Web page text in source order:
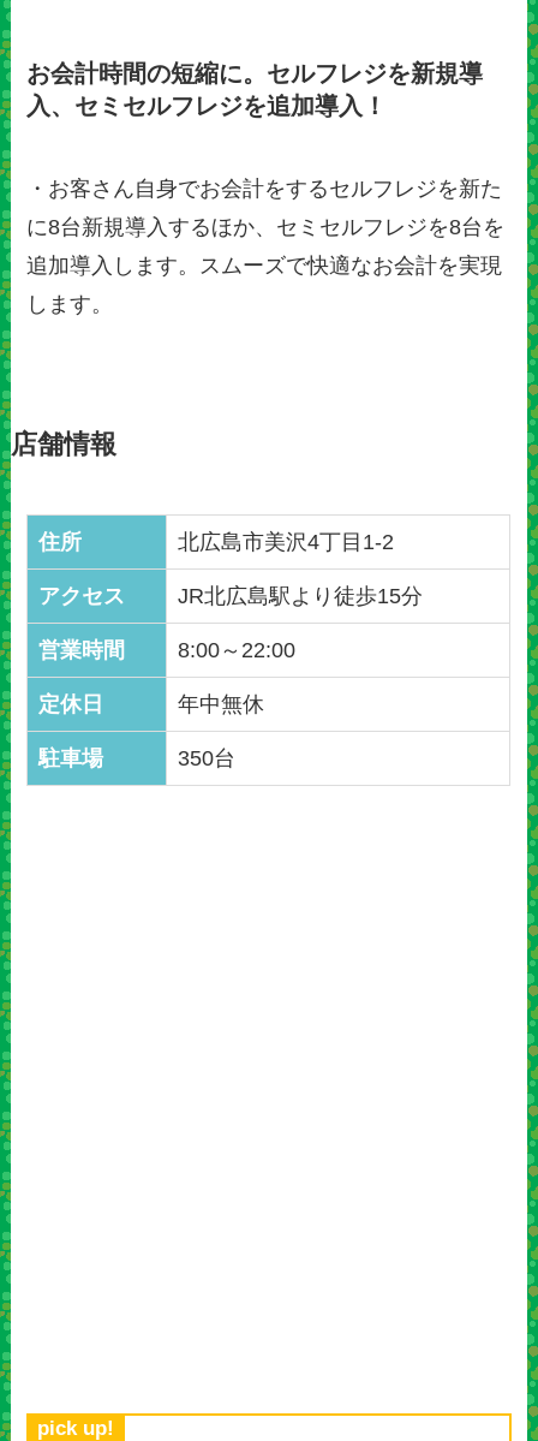
お会計時間の短縮に。セルフレジを新規導
入、セミセルフレジを追加導入！
・お客さん自身でお会計をするセルフレジを新た
に8台新規導入するほか、セミセルフレジを8台を
追加導入します。スムーズで快適なお会計を実現
します。
店舗情報
住所 北広島市美沢4丁目1-2
アクセス JR北広島駅より徒歩15分
営業時間 8:00～22:00
定休日 年中無休
駐車場 350台
pick up!